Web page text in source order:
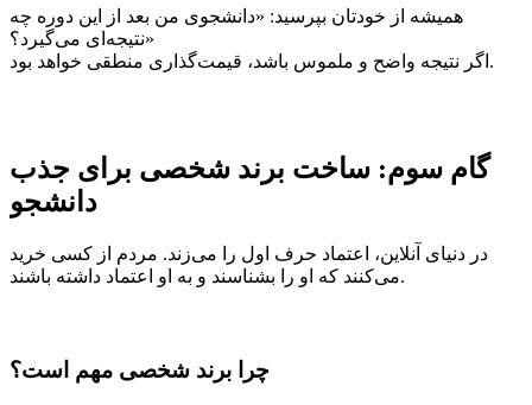
همیشه از خودتان بپرسید: «دانشجوی من بعد از این دوره چه
نتیجه‌ای می‌گیرد؟»
اگر نتیجه واضح و ملموس باشد، قیمت‌گذاری منطقی خواهد بود.
گام سوم: ساخت برند شخصی برای جذب
دانشجو
در دنیای آنلاین، اعتماد حرف اول را می‌زند. مردم از کسی خرید
می‌کنند که او را بشناسند و به او اعتماد داشته باشند.
چرا برند شخصی مهم است؟